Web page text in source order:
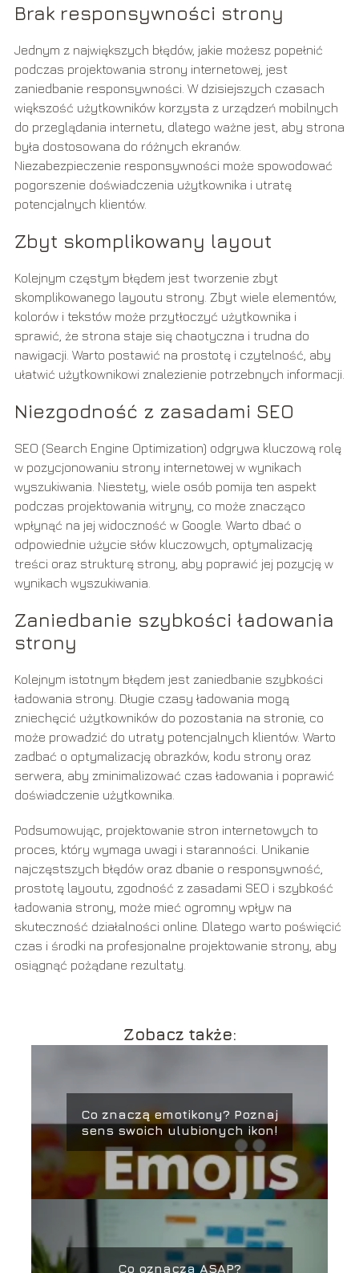
Brak responsywności strony
Jednym z największych błędów, jakie możesz popełnić
podczas projektowania strony internetowej, jest
zaniedbanie responsywności. W dzisiejszych czasach
większość użytkowników korzysta z urządzeń mobilnych
do przeglądania internetu, dlatego ważne jest, aby strona
była dostosowana do różnych ekranów.
Niezabezpieczenie responsywności może spowodować
pogorszenie doświadczenia użytkownika i utratę
potencjalnych klientów.
Zbyt skomplikowany layout
Kolejnym częstym błędem jest tworzenie zbyt
skomplikowanego layoutu strony. Zbyt wiele elementów,
kolorów i tekstów może przytłoczyć użytkownika i
sprawić, że strona staje się chaotyczna i trudna do
nawigacji. Warto postawić na prostotę i czytelność, aby
ułatwić użytkownikowi znalezienie potrzebnych informacji.
Niezgodność z zasadami SEO
SEO (Search Engine Optimization) odgrywa kluczową rolę
w pozycjonowaniu strony internetowej w wynikach
wyszukiwania. Niestety, wiele osób pomija ten aspekt
podczas projektowania witryny, co może znacząco
wpłynąć na jej widoczność w Google. Warto dbać o
odpowiednie użycie słów kluczowych, optymalizację
treści oraz strukturę strony, aby poprawić jej pozycję w
wynikach wyszukiwania.
Zaniedbanie szybkości ładowania
strony
Kolejnym istotnym błędem jest zaniedbanie szybkości
ładowania strony. Długie czasy ładowania mogą
zniechęcić użytkowników do pozostania na stronie, co
może prowadzić do utraty potencjalnych klientów. Warto
zadbać o optymalizację obrazków, kodu strony oraz
serwera, aby zminimalizować czas ładowania i poprawić
doświadczenie użytkownika.
Podsumowując, projektowanie stron internetowych to
proces, który wymaga uwagi i staranności. Unikanie
najczęstszych błędów oraz dbanie o responsywność,
prostotę layoutu, zgodność z zasadami SEO i szybkość
ładowania strony, może mieć ogromny wpływ na
skuteczność działalności online. Dlatego warto poświęcić
czas i środki na profesjonalne projektowanie strony, aby
osiągnąć pożądane rezultaty.
Zobacz także:
Co znaczą emotikony? Poznaj
sens swoich ulubionych ikon!
Co oznacza ASAP?